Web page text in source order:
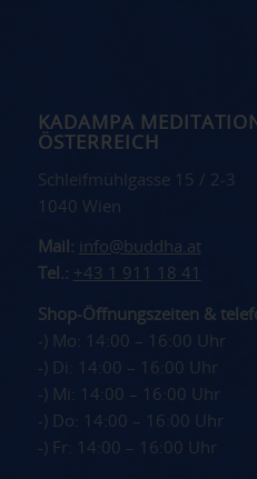
KADAMPA
ÖSTERREICH
Schleifmühlgasse 15 / 2-3
1040 Wien
Mail: info@buddha.at
Tel.: +43 1 911 18 41
Shop-Öffnungszeiten &
-) Mo: 14:00 – 16:00 Uhr
-) Di: 14:00 – 16:00 Uhr
-) Mi: 14:00 – 16:00 Uhr
-) Do: 14:00 – 16:00 Uhr
-) Fr: 14:00 – 16:00 Uhr